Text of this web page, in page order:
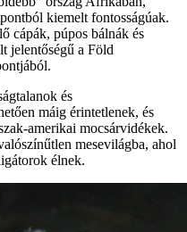
kiemelt fontosságúak.
cápák, púpos bálnák és
jelentőségű a Föld
és
máig érintetlenek, és
amerikai mocsárvidékek.
mesevilágba, ahol
élnek.